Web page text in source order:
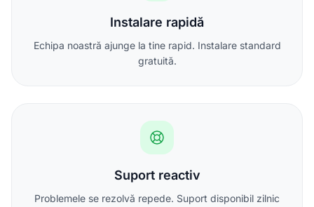
Instalare rapidă
Echipa noastră ajunge la tine rapid. Instalare standard
gratuită.
Suport reactiv
Problemele se rezolvă repede. Suport disponibil zilnic